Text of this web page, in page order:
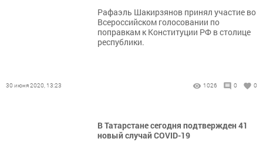
Рафаэль Шакирзянов принял участие во
Всероссийском голосовании по
поправкам к Конституции РФ в столице
республики.
30 июня 2020, 13:23 1026 0 0
В Татарстане сегодня подтвержден 41
новый случай COVID-19